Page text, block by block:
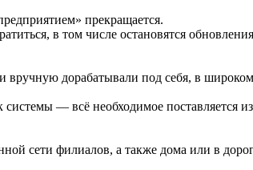
прекращается.
в том числе остановятся
дорабатывали под себя, в
— всё необходимое поставляется
сети филиалов, а также дома или в